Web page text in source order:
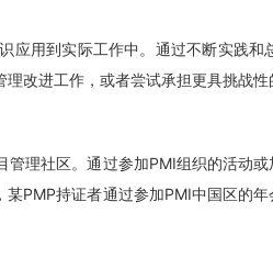
应用到实际工作中。通过不断实践和
改进工作，或者尝试承担更具挑战性
管理社区。通过参加PMI组织的活动
PMP持证者通过参加PMI中国区的